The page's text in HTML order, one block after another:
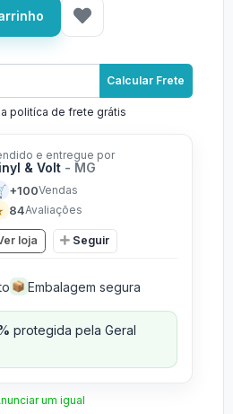
Calcular Frete
politíca de frete grátis
e entregue por
& Volt - MG
+100Vendas
84Avaliações
loja Seguir
📦 Embalagem segura
protegida pela Geral
um igual